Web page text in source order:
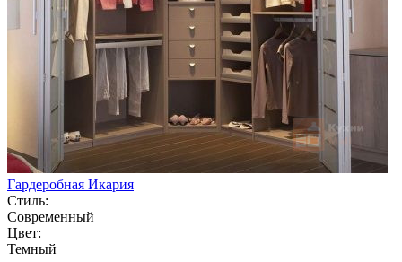
Гардеробная Икария
Стиль:
Современный
Цвет:
Темный